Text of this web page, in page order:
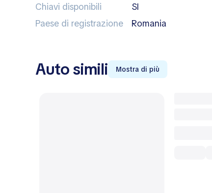
Chiavi disponibili
SI
Paese di registrazione
Romania
Auto simili Mostra di più